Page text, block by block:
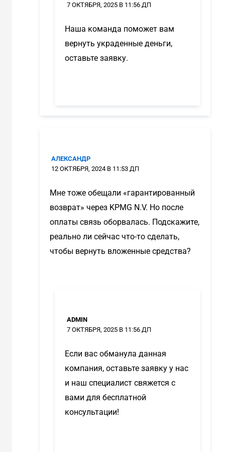
7 ОКТЯБРЯ, 2025 В 11:56 ДП
Наша команда поможет вам
вернуть украденные деньги,
оставьте заявку.
АЛЕКСАНДР
12 ОКТЯБРЯ, 2024 В 11:53 ДП
Мне тоже обещали «гарантированный
возврат» через KPMG N.V. Но после
оплаты связь оборвалась. Подскажите,
реально ли сейчас что-то сделать,
чтобы вернуть вложенные средства?
ADMIN
7 ОКТЯБРЯ, 2025 В 11:56 ДП
Если вас обманула данная
компания, оставьте заявку у нас
и наш специалист свяжется с
вами для бесплатной
консультации!